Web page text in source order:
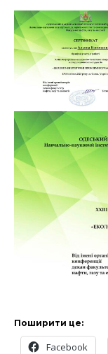
Поширити це:
Facebook